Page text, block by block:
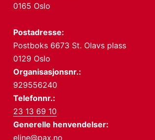
0165 Oslo
Postadresse:
Postboks 6673 St. Olavs plass
0129 Oslo
Organisasjonsnr.:
929556240
Telefonnr.:
23 13 69 10
Generelle henvendelser:
eline@pax.no